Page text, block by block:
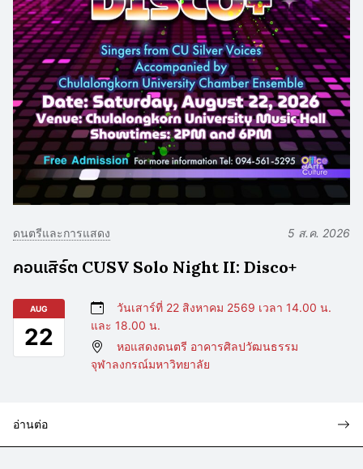
ดนตรีและการแสดง 5 ส.ค. 2026
คอนเสิร์ต CUSV Solo Night II: Disco+
AUG
22
วันเสาร์ที่ 22 สิงหาคม 2569 เวลา 14.00 น.
และ 18.00 น.
หอแสดงดนตรี อาคารศิลปวัฒนธรรม
จุฬาลงกรณ์มหาวิทยาลัย
อ่านต่อ